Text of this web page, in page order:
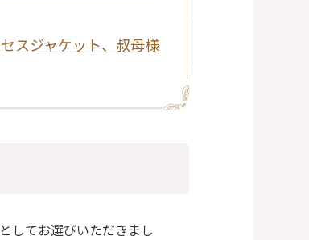
スジャケット、叔母様
してお選びいただきまし